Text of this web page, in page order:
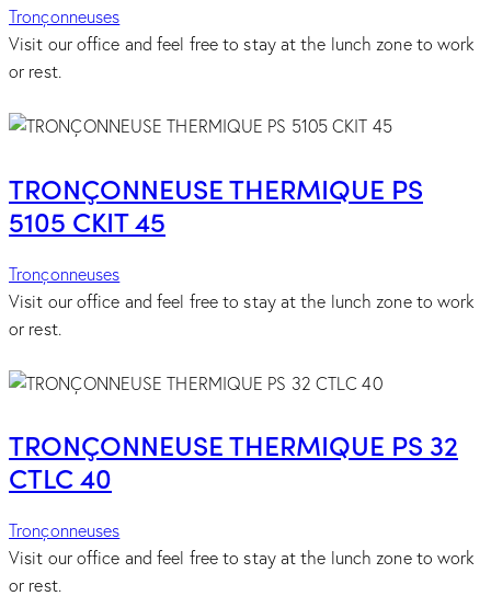
Tronçonneuses
Visit our office and feel free to stay at the lunch zone to work
or rest.
TRONÇONNEUSE THERMIQUE PS
5105 CKIT 45
Tronçonneuses
Visit our office and feel free to stay at the lunch zone to work
or rest.
TRONÇONNEUSE THERMIQUE PS 32
CTLC 40
Tronçonneuses
Visit our office and feel free to stay at the lunch zone to work
or rest.